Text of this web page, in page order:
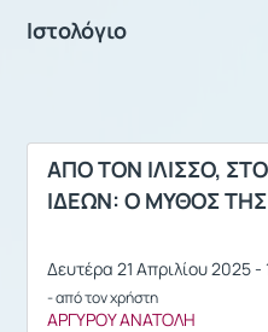
Ιστολόγιο
ΑΠΟ ΤΟΝ ΙΛΙΣΣΟ,
ΙΔΕΩΝ: Ο ΜΥΘΟΣ
Δευτέρα 21 Απριλίου 2025 -
- από τον χρήστη
ΑΡΓΥΡΟΥ ΑΝΑΤΟΛΗ